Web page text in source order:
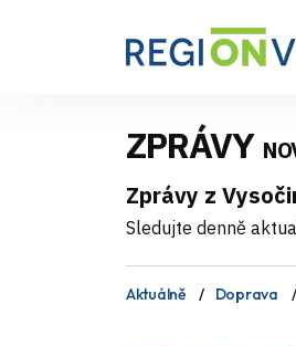
ZPRÁVY
Zprávy z
Sledujte denně
Aktuálně Doprava